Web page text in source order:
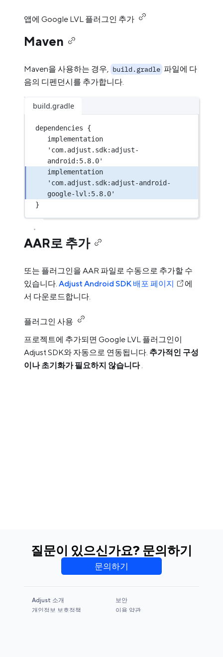
앱에 Google LVL 플러그인 추가
Maven
Maven을 사용하는 경우, build.gradle 파일에 다
음의 디펜던시를 추가합니다.
build.gradle
dependencies {
'com.adjust.sdk:adjust-
android:5.8.0'
'com.adjust.sdk:adjust-android-
google-lvl:5.8.0'
}
AAR로 추가
또는 플러그인을 AAR 파일로 수동으로 추가할 수
있습니다. Adjust Android SDK 배포 페이지
에
서 다운로드합니다.
플러그인 사용
프로젝트에 추가되면 Google LVL 플러그인이
Adjust SDK와 자동으로 연동됩니다. 추가적인 구성
이나 초기화가 필요하지 않습니다.
질문이 있으신가요? 문의하기
문의하기
Adjust 소개
보안
개인정보 보호정책
이용 약관